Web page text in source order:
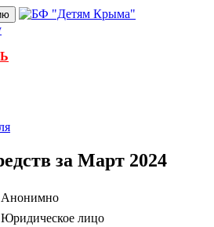
за Март 2024
Анонимно
Юридическое лицо